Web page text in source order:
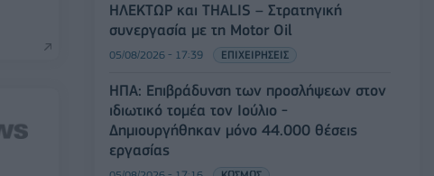
ΗΛΕΚΤΩΡ και THALIS – Στρατηγική
συνεργασία με τη Motor Oil
05/08/2026 - 17:39 ΕΠΙΧΕΙΡΗΣΕΙΣ
ΗΠΑ: Επιβράδυνση των προσλήψεων στον
ιδιωτικό τομέα τον Ιούλιο -
Δημιουργήθηκαν μόνο 44.000 θέσεις
εργασίας